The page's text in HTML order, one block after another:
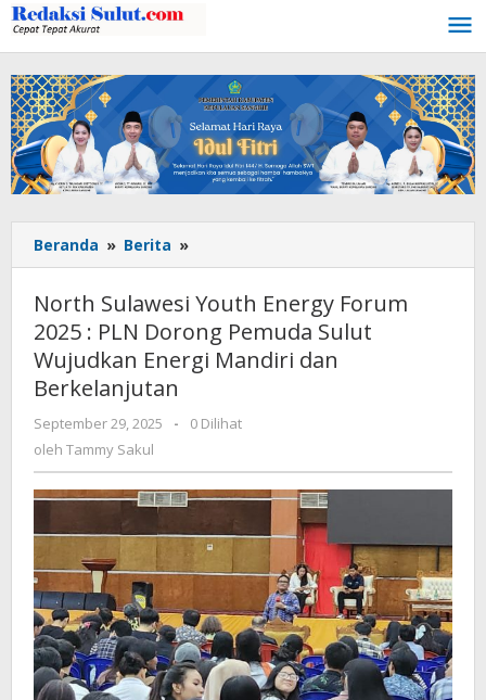
Lewati
ke
konten
Beranda » Berita »
Sulawesi
Energy
Forum
2025
Dorong
Sulut
Wujudkan
Mandiri
dan
Berkelanjutan
North Sulawesi Youth Energy Forum
2025 : PLN Dorong Pemuda Sulut
Wujudkan Energi Mandiri dan
Berkelanjutan
September 29, 2025
oleh
-
0 Dilihat
oleh Tammy Sakul